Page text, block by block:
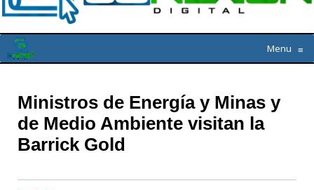
Menu ≡
Ministros de Energía y Minas y
de Medio Ambiente visitan la
Barrick Gold